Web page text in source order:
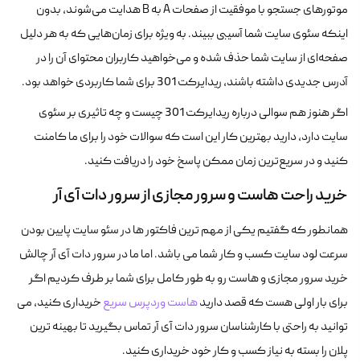
موتورهای جستجو با موفقیت از صفحات A به B هدایت می‌شوند، بدون
اینکه سئوی سایت شما آسیبی ببیند. به ویژه برای زمان‌هایی که به هر دلیل
صفحه‌ای از سایت شما حذف شده و می‌خواهید کاربران محتوای آن را در
آدرس جدیدی داشته باشند، ریدایرکت 301 برای شما کاربردی خواهد بود.
اگر هنوز هم سوالی درباره ریدایرکت 301 چیست و چه تاثیری بر سئوی
سایت دارد، دارید بهترین کار این است که سوالات خود را برای ما کامنت
کنید و در سریع‌ترین زمان ممکن پاسخ خود را دریافت کنید.
خرید راحت هاست و سرور مجازی از سرور دات آی آر
همانطور که گفتیم یکی از مهم ترین فاکتور ها در سئو سایت پایین بودن
سرعت لود سایت کسب و کار شما می باشد. اما ما در سرور دات آی آر چالش
خرید سرور مجازی و هاست رو به طور کامل برای شما بر طرف کردیم اگر
برای بار اولی هست که قصد داریدهاست وردپرس سریعخریداری کنید، می
توانید به راحتی با کارشناسان سرور دات آی آر تماس بگیرید تا بهینه ترین
پلان را بسته به نیاز کسب و کار خود خریداری کنید.